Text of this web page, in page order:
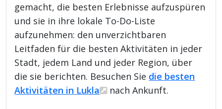
gemacht, die besten Erlebnisse aufzuspüren
und sie in ihre lokale To-Do-Liste
aufzunehmen: den unverzichtbaren
Leitfaden für die besten Aktivitäten in jeder
Stadt, jedem Land und jeder Region, über
die sie berichten. Besuchen Sie die besten
Aktivitäten in Lukla
nach Ankunft.